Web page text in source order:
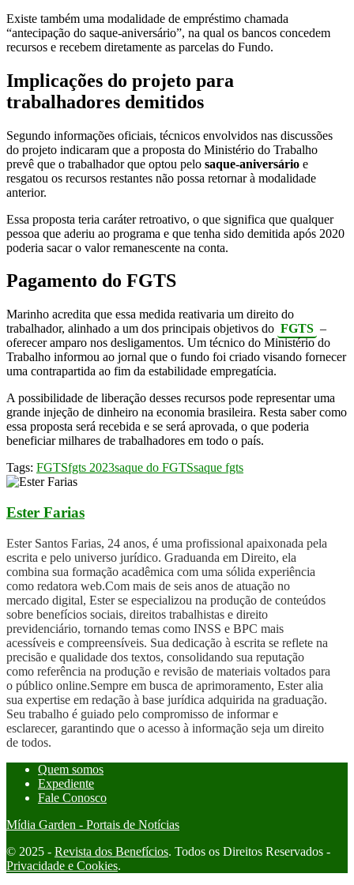
Existe também uma modalidade de empréstimo chamada
“antecipação do saque-aniversário”, na qual os bancos concedem
recursos e recebem diretamente as parcelas do Fundo.
Implicações do projeto para
trabalhadores demitidos
Segundo informações oficiais, técnicos envolvidos nas discussões
do projeto indicaram que a proposta do Ministério do Trabalho
prevê que o trabalhador que optou pelo saque-aniversário e
resgatou os recursos restantes não possa retornar à modalidade
anterior.
Essa proposta teria caráter retroativo, o que significa que qualquer
pessoa que aderiu ao programa e que tenha sido demitida após 2020
poderia sacar o valor remanescente na conta.
Pagamento do FGTS
Marinho acredita que essa medida reativaria um direito do
trabalhador, alinhado a um dos principais objetivos do FGTS –
oferecer amparo nos desligamentos. Um técnico do Ministério do
Trabalho informou ao jornal que o fundo foi criado visando fornecer
uma contrapartida ao fim da estabilidade empregatícia.
A possibilidade de liberação desses recursos pode representar uma
grande injeção de dinheiro na economia brasileira. Resta saber como
essa proposta será recebida e se será aprovada, o que poderia
beneficiar milhares de trabalhadores em todo o país.
Tags: FGTSfgts 2023saque do FGTSsaque fgts
Ester Farias
Ester Santos Farias, 24 anos, é uma profissional apaixonada pela
escrita e pelo universo jurídico. Graduanda em Direito, ela
combina sua formação acadêmica com uma sólida experiência
como redatora web.Com mais de seis anos de atuação no
mercado digital, Ester se especializou na produção de conteúdos
sobre benefícios sociais, direitos trabalhistas e direito
previdenciário, tornando temas como INSS e BPC mais
acessíveis e compreensíveis. Sua dedicação à escrita se reflete na
precisão e qualidade dos textos, consolidando sua reputação
como referência na produção e revisão de materiais voltados para
o público online.Sempre em busca de aprimoramento, Ester alia
sua expertise em redação à base jurídica adquirida na graduação.
Seu trabalho é guiado pelo compromisso de informar e
esclarecer, garantindo que o acesso à informação seja um direito
de todos.
Quem somos
Expediente
Fale Conosco
Mídia Garden - Portais de Notícias
© 2025 - Revista dos Benefícios. Todos os Direitos Reservados -
Privacidade e Cookies.